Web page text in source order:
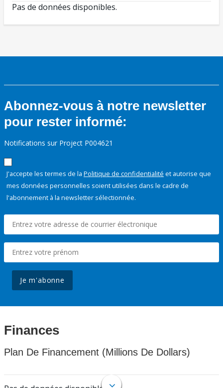
Pas de données disponibles.
Abonnez-vous à notre newsletter
pour rester informé:
Notifications sur Project P004621
J'accepte les termes de la Politique de confidentialité et autorise que
mes données personnelles soient utilisées dans le cadre de
l'abonnement à la newsletter sélectionnée.
Je m'abonne
Finances
Plan De Financement (Millions De Dollars)